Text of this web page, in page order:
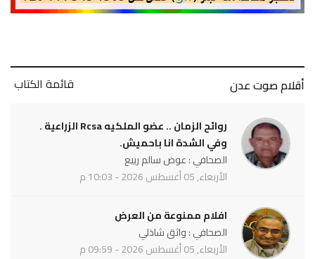
أقلام صوت عدن قائمة الكتاب
روائح الزمان .. عضو الملكيه Rcsa الزراعية .
وفي الشدة انا باحميش.
الصحافي : عوض سالم ربيع
الأربعاء, 05 أغسطس 2026 - 10:03 م
افلام ممنوعة من العرض
الصحافي : واثق شاذلي
الأربعاء, 05 أغسطس 2026 - 09:59 م